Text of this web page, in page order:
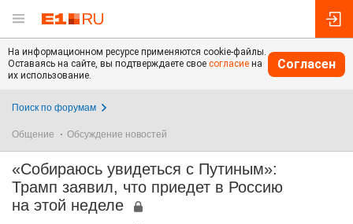
На информационном ресурсе применяются cookie-файлы.
Оставаясь на сайте, вы подтверждаете свое согласие на
их использование.
Согласен
Поиск по форумам
Общение Обсуждение новостей
«Собираюсь увидеться с Путиным»:
Трамп заявил, что приедет в Россию
на этой неделе